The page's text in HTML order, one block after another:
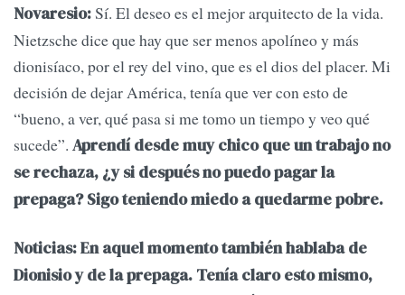
Novaresio:Sí. El deseo es el mejor arquitecto de la vida.
Nietzsche dice que hay que ser menos apolíneo y más
dionisíaco, por el rey del vino, que es el dios del placer. Mi
decisión de dejar América, tenía que ver con esto de
“bueno, a ver, qué pasa si me tomo un tiempo y veo qué
sucede”. Aprendí desde muy chico que un trabajo no
se rechaza, ¿y si después no puedo pagar la
prepaga? Sigo teniendo miedo a quedarme pobre.
Noticias: En aquel momento también hablaba de
Dionisio y de la prepaga. Tenía claro esto mismo,